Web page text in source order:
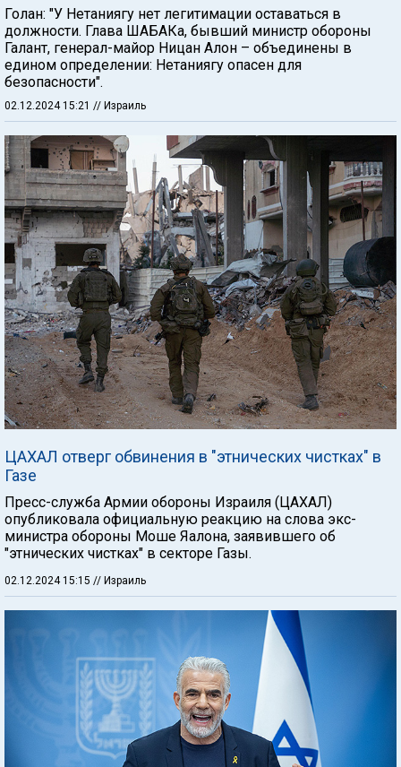
Голан: "У Нетаниягу нет легитимации оставаться в
должности. Глава ШАБАКа, бывший министр обороны
Галант, генерал-майор Ницан Алон – объединены в
едином определении: Нетаниягу опасен для
безопасности".
02.12.2024 15:21 // Израиль
ЦАХАЛ отверг обвинения в "этнических чистках" в
Газе
Пресс-служба Армии обороны Израиля (ЦАХАЛ)
опубликовала официальную реакцию на слова экс-
министра обороны Моше Яалона, заявившего об
"этнических чистках" в секторе Газы.
02.12.2024 15:15 // Израиль